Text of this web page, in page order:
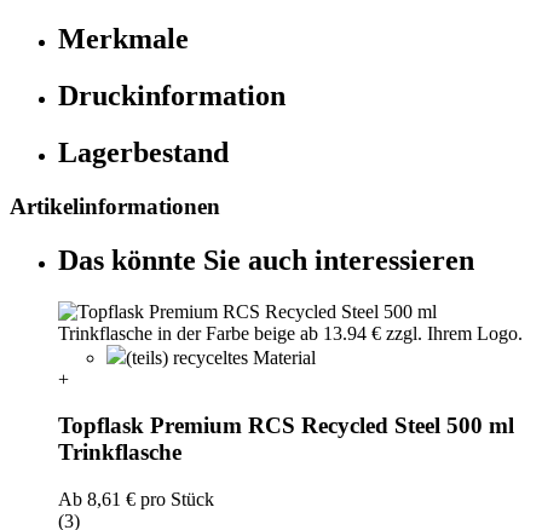
Merkmale
Druckinformation
Lagerbestand
Artikelinformationen
Das könnte Sie auch interessieren
(teils) recyceltes Material
+
Topflask Premium RCS Recycled Steel 500 ml
Trinkflasche
Ab 8,61 € pro Stück
(3)